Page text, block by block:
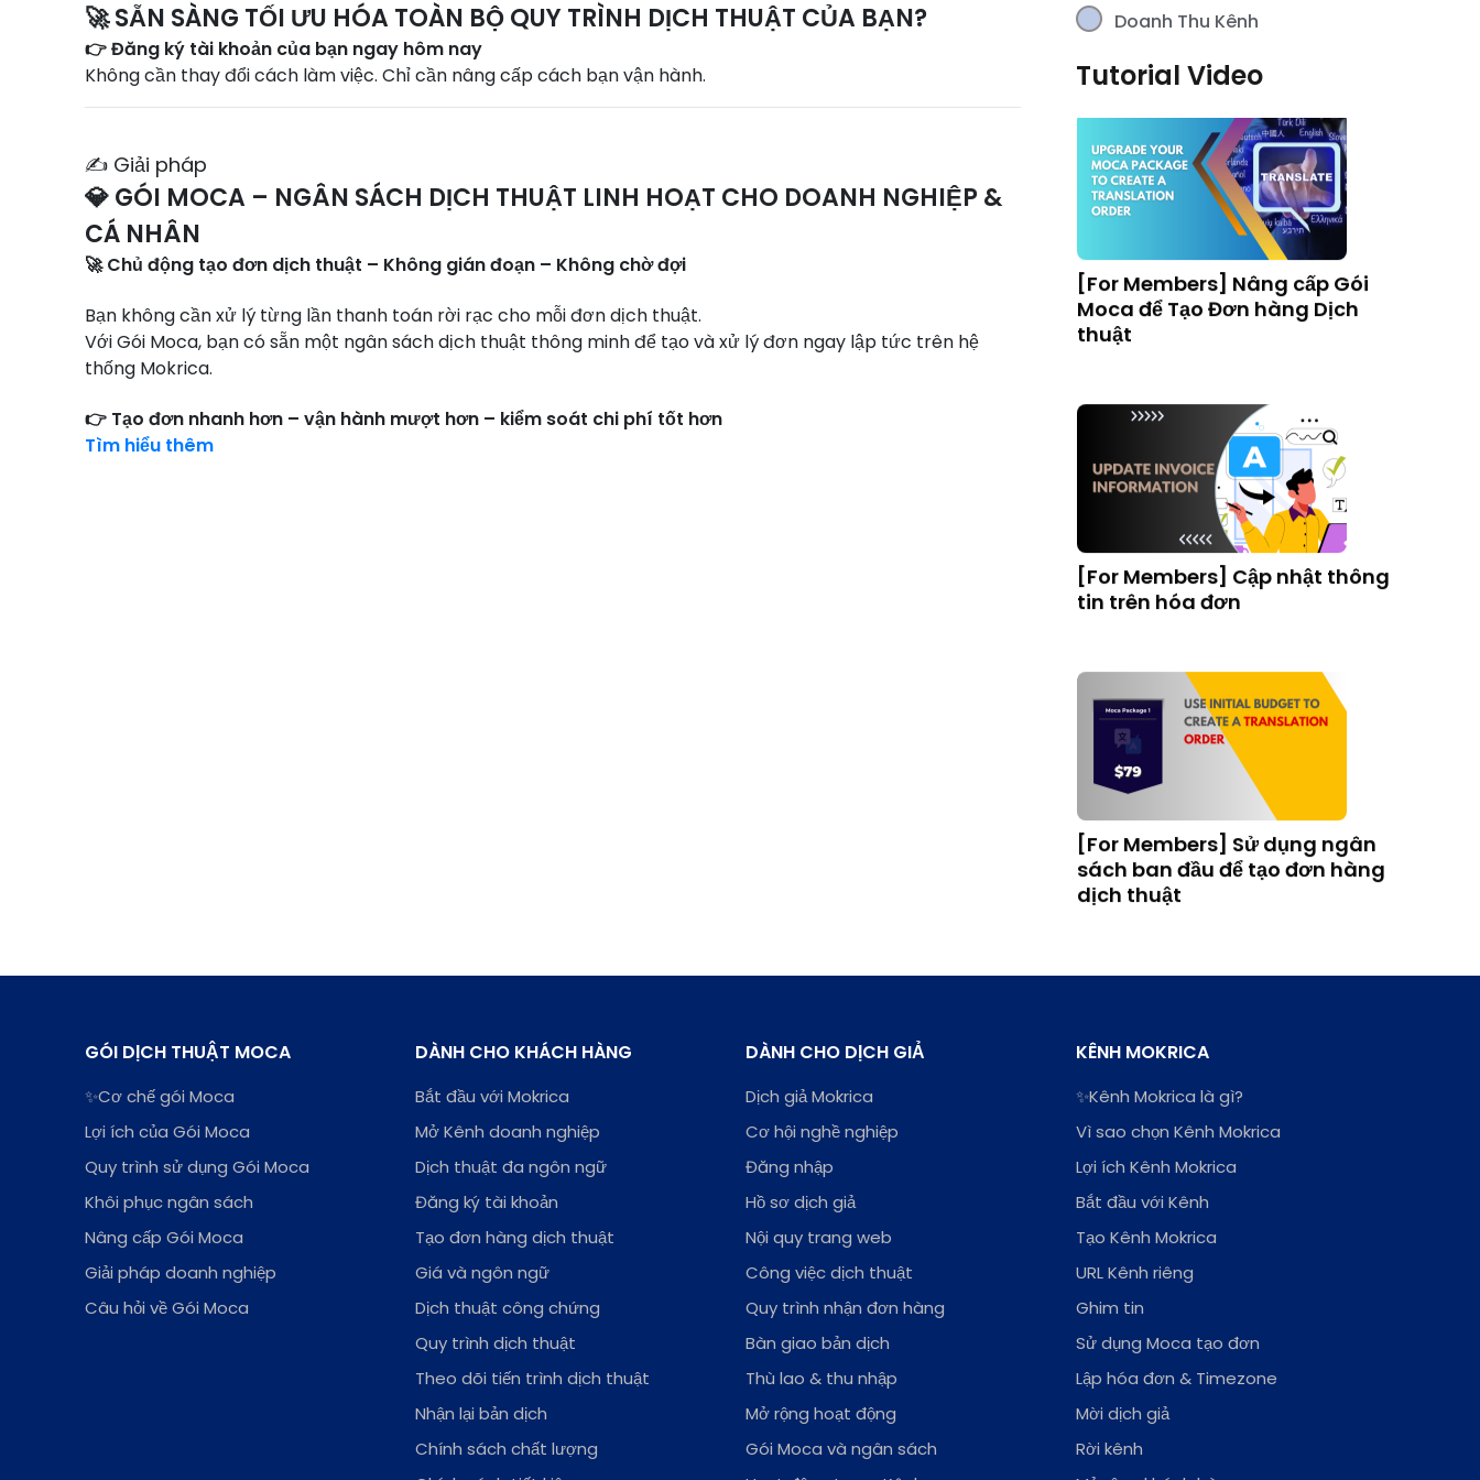
🚀 SẴN SÀNG TỐI ƯU HÓA TOÀN BỘ QUY TRÌNH DỊCH THUẬT CỦA BẠN?
👉 Đăng ký tài khoản của bạn ngay hôm nay
Không cần thay đổi cách làm việc. Chỉ cần nâng cấp cách bạn vận hành.
✍️ Giải pháp
💎 GÓI MOCA – NGÂN SÁCH DỊCH THUẬT LINH HOẠT CHO DOANH NGHIỆP &
CÁ NHÂN
🚀 Chủ động tạo đơn dịch thuật – Không gián đoạn – Không chờ đợi
Bạn không cần xử lý từng lần thanh toán rời rạc cho mỗi đơn dịch thuật.
Với Gói Moca, bạn có sẵn một ngân sách dịch thuật thông minh để tạo và xử lý đơn ngay lập tức trên hệ
thống Mokrica.
👉 Tạo đơn nhanh hơn – vận hành mượt hơn – kiểm soát chi phí tốt hơn
Tìm hiểu thêm
Doanh Thu Kênh
Tutorial Video
[For Members] Nâng cấp Gói
thuật
[For Members] Cập nhật thông
tin trên hóa đơn
[For Members] Sử dụng ngân
sách ban đầu để tạo đơn hàng
[For Members] Tạo đơn hàng &
chỉnh sửa hóa đơn bằng ngân
[For Members] Gợi ý đơn hàng
phù hợp tại tab "Đơn hàng của
[For Members] Theo dõi Thu
GÓI DỊCH THUẬT MOCA
✨Cơ chế gói Moca
Lợi ích của Gói Moca
Quy trình sử dụng Gói Moca
Khôi phục ngân sách
Nâng cấp Gói Moca
Giải pháp doanh nghiệp
Câu hỏi về Gói Moca
DÀNH CHO KHÁCH HÀNG
Bắt đầu với Mokrica
Mở Kênh doanh nghiệp
Dịch thuật đa ngôn ngữ
Đăng ký tài khoản
Tạo đơn hàng dịch thuật
Giá và ngôn ngữ
Dịch thuật công chứng
Quy trình dịch thuật
Theo dõi tiến trình dịch thuật
Nhận lại bản dịch
Chính sách chất lượng
DÀNH CHO DỊCH GIẢ
Dịch giả Mokrica
Cơ hội nghề nghiệp
Đăng nhập
Hồ sơ dịch giả
Nội quy trang web
Công việc dịch thuật
Quy trình nhận đơn hàng
Bàn giao bản dịch
Thù lao & thu nhập
Mở rộng hoạt động
Gói Moca và ngân sách
KÊNH MOKRICA
✨Kênh Mokrica là gì?
Vì sao chọn Kênh Mokrica
Lợi ích Kênh Mokrica
Bắt đầu với Kênh
Tạo Kênh Mokrica
URL Kênh riêng
Ghim tin
Sử dụng Moca tạo đơn
Lập hóa đơn & Timezone
Mời dịch giả
Rời kênh